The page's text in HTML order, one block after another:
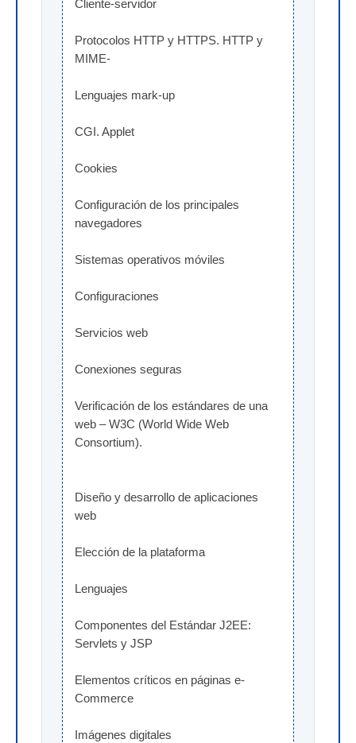
Cliente-servidor
Protocolos HTTP y HTTPS. HTTP y
MIME-
Lenguajes mark-up
CGI. Applet
Cookies
Configuración de los principales
navegadores
Sistemas operativos móviles
Configuraciones
Servicios web
Conexiones seguras
Verificación de los estándares de una
web – W3C (World Wide Web
Consortium).
Diseño y desarrollo de aplicaciones
web
Elección de la plataforma
Lenguajes
Componentes del Estándar J2EE:
Servlets y JSP
Elementos críticos en páginas e-
Commerce
Imágenes digitales